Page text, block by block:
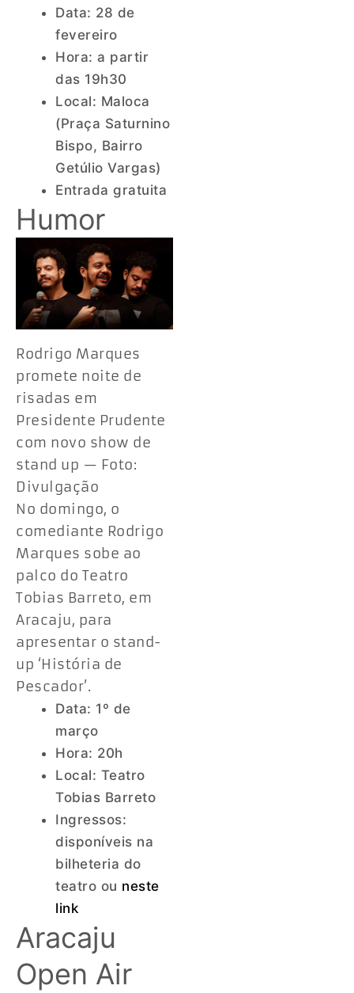
Data: 28 de
fevereiro
Hora: a partir
das 19h30
Local: Maloca
(Praça Saturnino
Bispo, Bairro
Getúlio Vargas)
Entrada gratuita
Humor
Rodrigo Marques
promete noite de
risadas em
Presidente Prudente
com novo show de
stand up — Foto:
Divulgação
No domingo, o
comediante Rodrigo
Marques sobe ao
palco do Teatro
Tobias Barreto, em
Aracaju, para
apresentar o stand-
up ‘História de
Pescador’.
Data: 1º de
março
Hora: 20h
Local: Teatro
Tobias Barreto
Ingressos:
disponíveis na
bilheteria do
teatro ou neste
link
Aracaju
Open Air